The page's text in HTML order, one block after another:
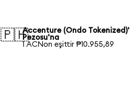
🇵🇭Accenture (Ondo
Pezosu'na
1 ACNon eşittir ₱10.955,89